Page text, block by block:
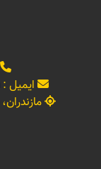
ایمیل :